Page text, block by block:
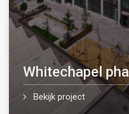
Whitechapel
Bekijk project